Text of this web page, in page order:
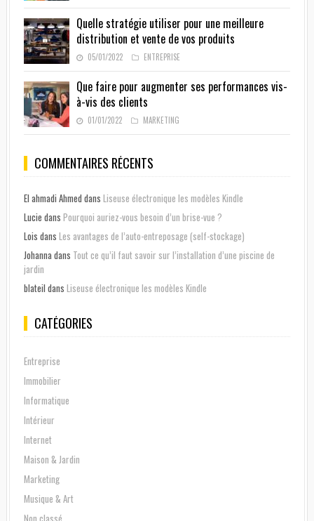
Quelle stratégie utiliser pour une meilleure
distribution et vente de vos produits
05/01/2022 ENTREPRISE
Que faire pour augmenter ses performances vis-
à-vis des clients
01/01/2022 MARKETING
COMMENTAIRES RÉCENTS
El ahmadi Ahmed dans Liseuse électronique les modèles Kindle
Lucie dans Pourquoi auriez-vous besoin d’un brise-vue ?
Lois dans Les avantages de l’auto-entreposage (self-stockage)
Johannadans Tout ce qu’il faut savoir sur l’installation d’une piscine de
jardin
blateil dans Liseuse électronique les modèles Kindle
CATÉGORIES
Entreprise
Immobilier
Informatique
Intérieur
Internet
Maison & Jardin
Marketing
Musique & Art
Non classé